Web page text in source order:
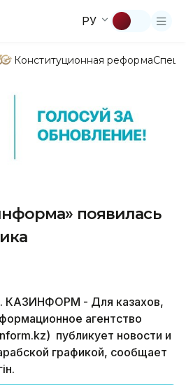
РУ
Конституционная реформа
появилась
КАЗИНФОРМ - Для казахов,
агентство
публикует новости и
графикой, сообщает